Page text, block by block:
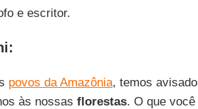
e escritor.
povos da Amazônia, temos avisado
às nossas florestas. O que você